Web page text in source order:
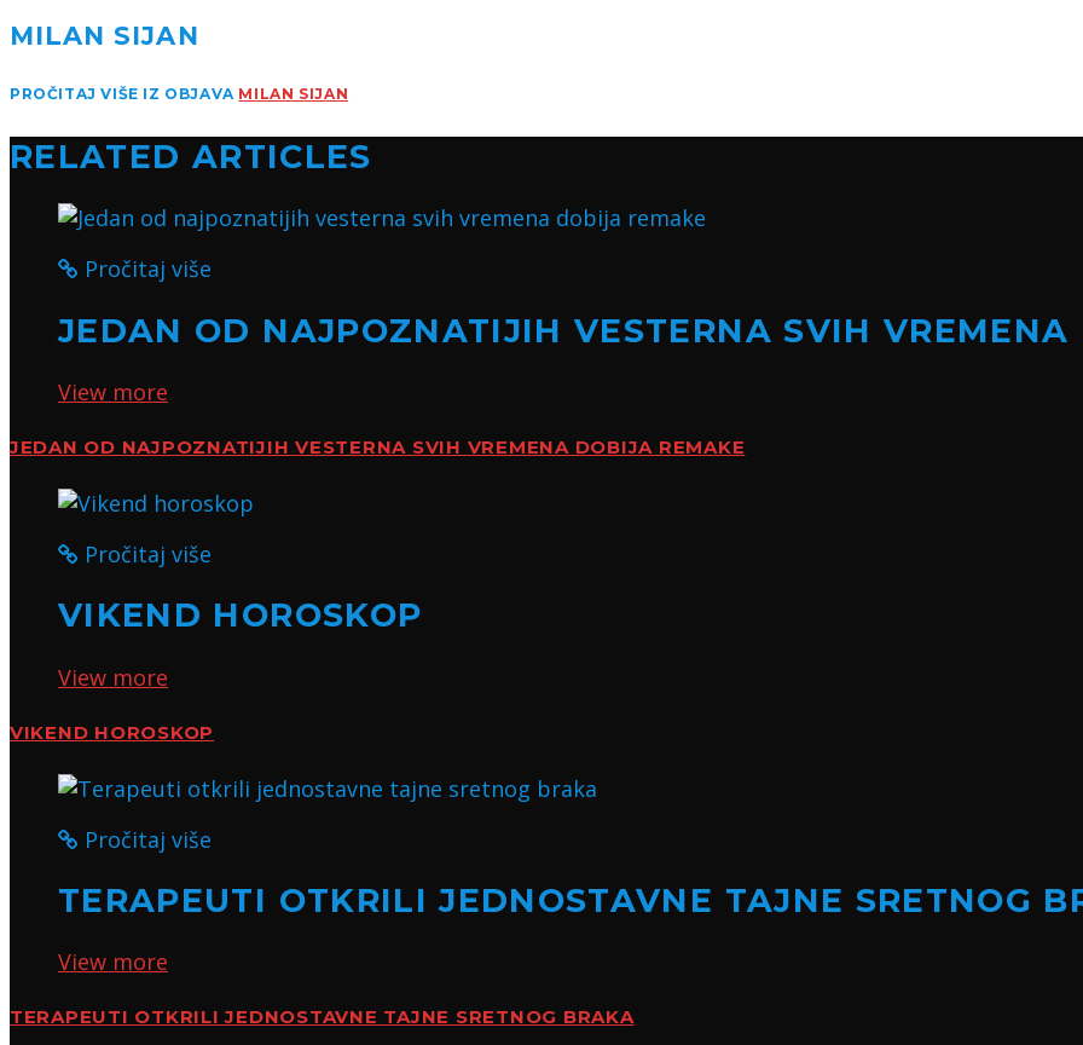
MILAN SIJAN
PROČITAJ VIŠE IZ OBJAVA MILAN SIJAN
RELATED ARTICLES
Pročitaj više
JEDAN OD NAJPOZNATIJIH VESTERNA SVIH
View more
JEDAN OD NAJPOZNATIJIH VESTERNA SVIH VREMENA DOBIJA REMAKE
Pročitaj više
VIKEND HOROSKOP
View more
VIKEND HOROSKOP
Pročitaj više
TERAPEUTI OTKRILI JEDNOSTAVNE TAJNE SRETNOG
View more
TERAPEUTI OTKRILI JEDNOSTAVNE TAJNE SRETNOG BRAKA